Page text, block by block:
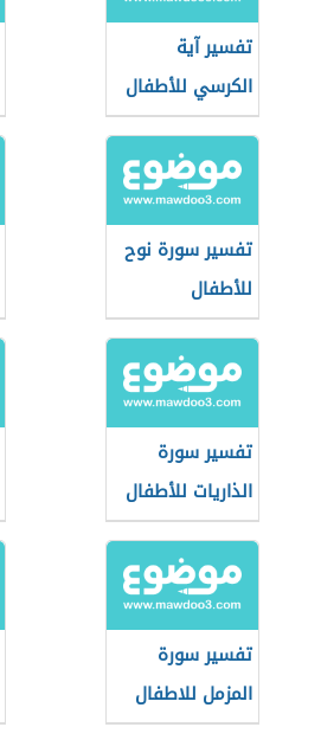
تفسير آية
الكرسي للأطفال
تفسير سورة نوح
للأطفال
تفسير سورة
الذاريات للأطفال
تفسير سورة
المزمل للاطفال